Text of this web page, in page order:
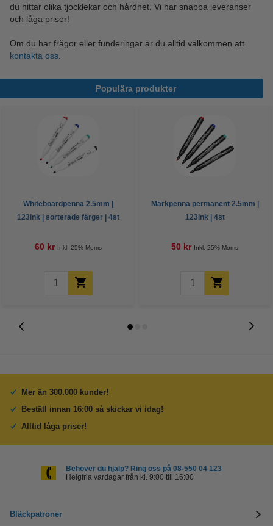
du hittar olika tjocklekar och hårdhet. Vi har snabba leveranser
och låga priser!
Om du har frågor eller funderingar är du alltid välkommen att
kontakta oss
Populära produkter
Whiteboardpenna 2.5mm |
123ink | sorterade färger | 4st
60 kr Inkl. 25% Moms
Märkpenna permanent 2.5mm |
123ink | 4st
50 kr Inkl. 25% Moms
Mer än 300.000 kunder!
Beställ innan 16:00 så skickar vi idag!
Alltid låga priser!
Behöver du hjälp? Ring oss på 08-550 04 123
Helgfria vardagar från kl. 9:00 till 16:00
Bläckpatroner